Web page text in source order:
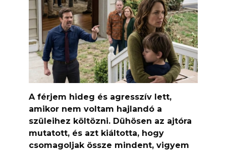
A férjem hideg és agresszív lett,
amikor nem voltam hajlandó a
szüleihez költözni. Dühösen az ajtóra
mutatott, és azt kiáltotta, hogy
csomagoljak össze mindent, vigyem